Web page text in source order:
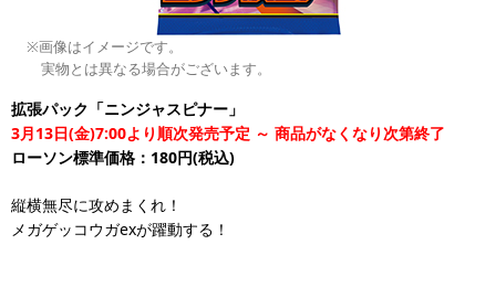
※画像はイメージです。
実物とは異なる場合がございます。
拡張パック「ニンジャスピナー」
3月13日(金)7:00より順次発売予定 ～ 商品がなくなり次第終了
ローソン標準価格：180円(税込)
縦横無尽に攻めまくれ！
メガゲッコウガexが躍動する！